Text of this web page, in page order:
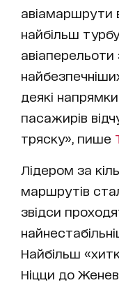
авіамаршрути
найбільш
деякі
пасажирів
тряску», пише
Лідером за
маршрутів
звідси
Найбільш
Ніцци до